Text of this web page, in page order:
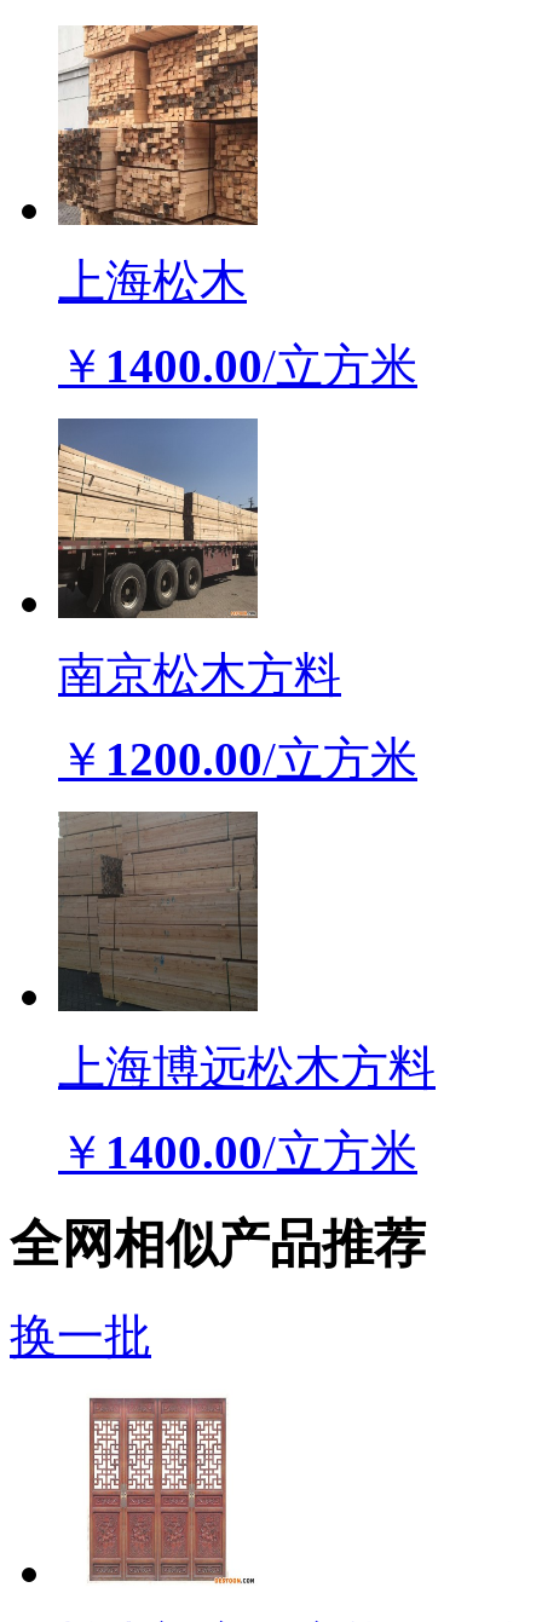
上海松木
￥ 1400.00/立方米
南京松木方料
￥ 1200.00/立方米
上海博远松木方料
￥ 1400.00/立方米
全网相似产品推荐
换一批